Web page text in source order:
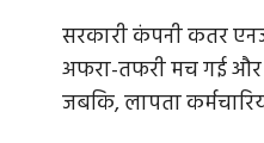
सरकारी कंपनी कतर
अफरा-तफरी मच गई और
जबकि, लापता